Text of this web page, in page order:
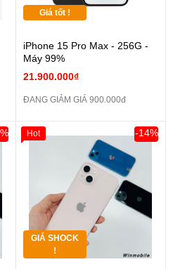
Giá tốt !
iPhone 15 Pro Max - 256G -
Máy 99%
21.900.000₫
ĐANG GIẢM GIÁ 900.000đ
GIÁ SHOCK
!
-14%
Hot